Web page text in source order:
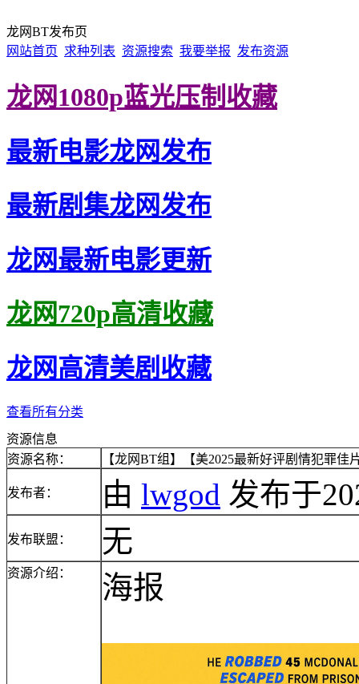
龙网BT发布页
网站首页 求种列表 资源搜索 我要举报 发布资源
龙网1080p蓝光压制收藏
最新电影龙网发布
最新剧集龙网发布
龙网最新电影更新
龙网720p高清收藏
龙网高清美剧收藏
查看所有分类
资源信息
资源名称：
【龙网BT组】【美2025最新好评剧情犯罪
发布者： 由 lwgod 发布于
发布联盟： 无
资源介绍： 海报